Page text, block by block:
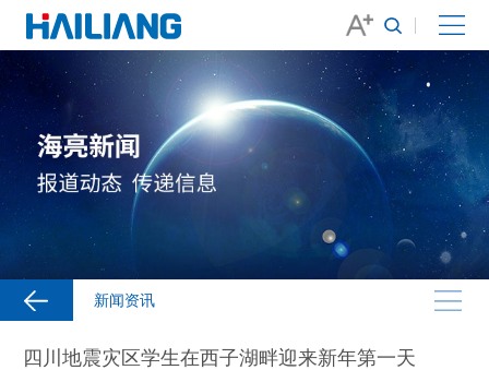
新闻资讯
四川地震灾区学生在西子湖畔迎来新年第一天